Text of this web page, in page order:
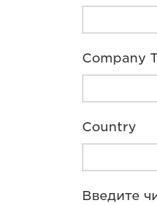
Company
Country
Введите